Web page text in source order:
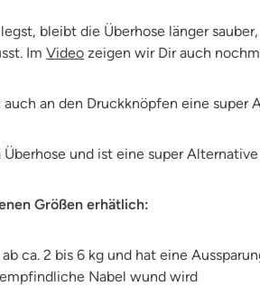
bleibt die Überhose länger
Im Video zeigen wir Dir auch
an den Druckknöpfen eine super
und ist eine super
Größen erhätlich:
ca. 2 bis 6 kg und hat eine
Nabel wund wird